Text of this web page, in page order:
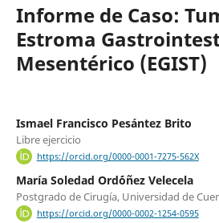
Informe de Caso:
Estroma
Mesentérico (EGIST)
Ismael Francisco Pesántez Brito
Libre ejercicio
https://orcid.org/0000-0001-7275-562X
María Soledad Ord´óñez Velecela
Postgrado de Cirugía, Universidad de
https://orcid.org/0000-0002-1254-0595